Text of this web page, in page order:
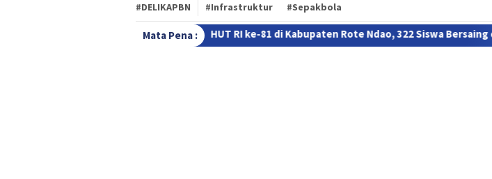
#DELIKAPBN #Infrastruktur #Sepakbola
Mata Pena :
HUT RI ke-81 di Kabupaten Rote Ndao, 322 Siswa Bersaing dalam Lomba FTBI